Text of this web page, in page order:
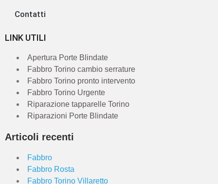
Contatti
LINK UTILI
Apertura Porte Blindate
Fabbro Torino cambio serrature
Fabbro Torino pronto intervento
Fabbro Torino Urgente
Riparazione tapparelle Torino
Riparazioni Porte Blindate
Articoli recenti
Fabbro
Fabbro Rosta
Fabbro Torino Villaretto